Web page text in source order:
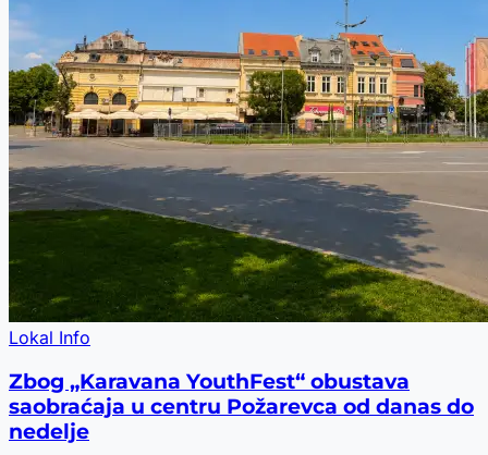
Lokal Info
Zbog „Karavana YouthFest“ obustava
saobraćaja u centru Požarevca od danas do
nedelje